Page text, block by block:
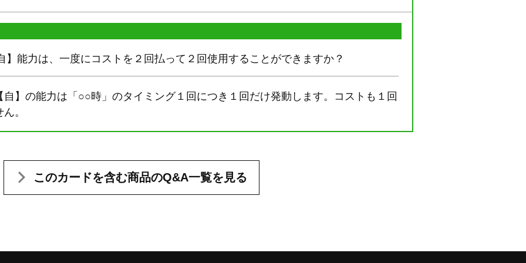
】能力は、一度にコストを２回払って２回使用することができますか？
】の能力は「○○時」のタイミング１回につき１回だけ発動します。コストも１回
。
このカードを含む商品のQ&A一覧を見る